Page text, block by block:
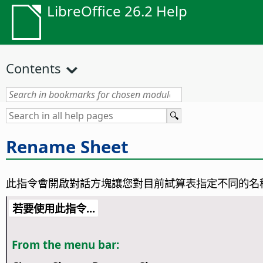
LibreOffice 26.2 Help
Contents
Rename Sheet
此指令會開啟對話方塊讓您對目前試算表指定不同的名
若要使用此指令...
From the menu bar: